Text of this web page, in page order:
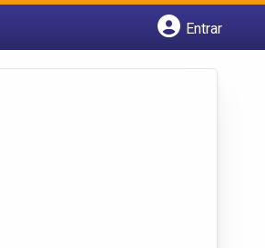
Entrar